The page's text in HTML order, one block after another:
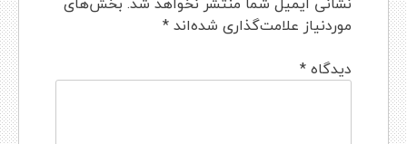
موردنیاز علامت‌گذاری شده‌اند*
دیدگاه*